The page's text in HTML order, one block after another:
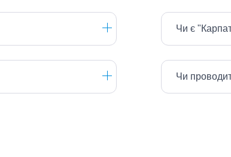
Чи є
Чи